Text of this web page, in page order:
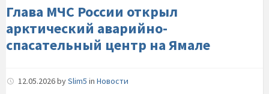
центр-
на-
Ямале
Глава МЧС России открыл
арктический аварийно-
спасательный центр на Ямале
12.05.2026bySlim5 in Новости